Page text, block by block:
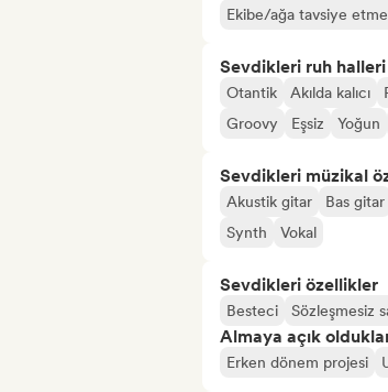
Ekibe/ağa tavsiye
Sevdikleri ruh halleri
Otantik Akılda kalıcı
Groovy
Eşsiz Yoğun
Sevdikleri müzikal
Akustik gitar Bas gitar
Synth
Vokal
Sevdikleri özellikler
Besteci Sözleşmesiz
Almaya açık
Erken dönem projesi